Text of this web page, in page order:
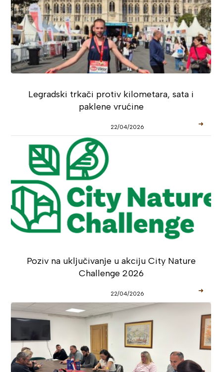
Legradski trkači protiv kilometara, sata i
paklene vrućine
22/04/2026 ➜
Poziv na uključivanje u akciju City Nature
Challenge 2026
22/04/2026 ➜